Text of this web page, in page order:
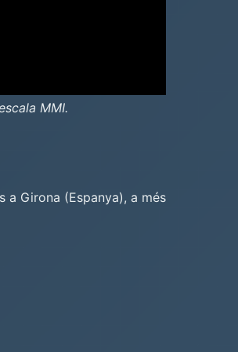
MMI.
a Girona (Espanya), a més